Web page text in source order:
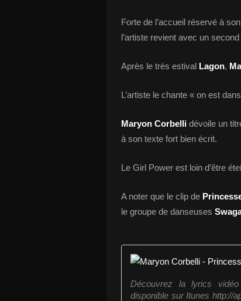
Forte de l’accueil réservé à
l’artiste revient avec un
Après le très estival Lagon,
L’artiste le chante « on est
Maryon Corbelli dévoile un
à son texte fort bien écrit.
Le Girl Power est loin d’être
A noter que le clip de
le groupe de danseuses
Découvrez la lyrics
disponible sur Itunes http://